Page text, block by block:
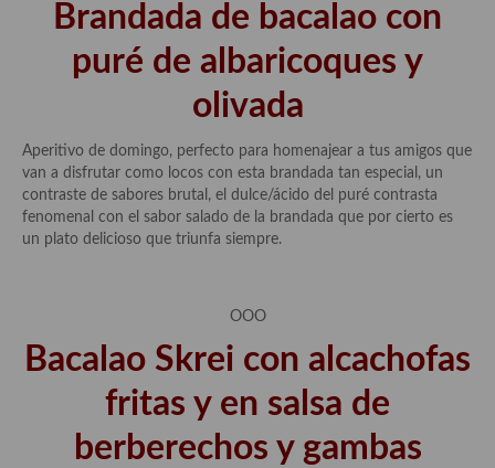
Brandada de bacalao con
puré de albaricoques y
olivada
Aperitivo de domingo, perfecto para homenajear a tus amigos que
van a disfrutar como locos con esta brandada tan especial, un
contraste de sabores brutal, el dulce/ácido del puré contrasta
fenomenal con el sabor salado de la brandada que por cierto es
un plato delicioso que triunfa siempre.
OOO
Bacalao Skrei con alcachofas
fritas y en salsa de
berberechos y gambas